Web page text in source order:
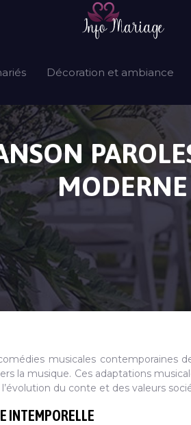
Décoration et ambiance
MODERNE
musicales contemporaines
la musique. Ces adaptations
du conte et des valeurs
INTEMPORELLE